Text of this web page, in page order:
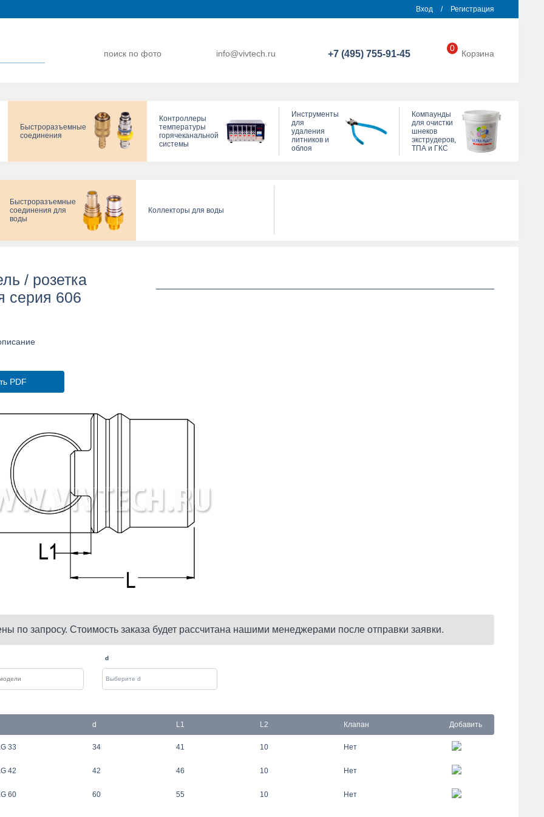
Вход / Регистрация
поиск по фото info@vivtech.ru +7 (495) 755-91-45
0
Корзина
Быстроразъемные
соединения
Контроллеры
температуры
горячеканальной
системы
Инструменты
для
удаления
литников и
облоя
Компаунды
для очистки
шнеков
экструдеров,
ТПА и ГКС
Быстроразъемные
соединения для
воды
Коллекторы для воды
/ розетка
серия 606
PDF
по запросу. Стоимость заказа будет рассчитана нашими менеджерами после отправки заявки.
d
d L1 L2 Клапан Добавить
33 34 41 10 Нет
42 42 46 10 Нет
60 60 55 10 Нет